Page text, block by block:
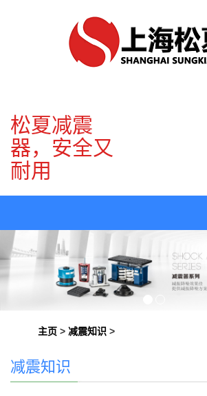
松夏减震
器，安全又
耐用
主页 > 减震知识 >
减震知识